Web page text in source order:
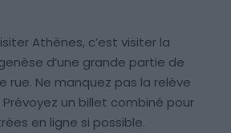
Athènes, c’est visiter la
d’une grande partie de
rue. Ne manquez pas la relève
un billet combiné pour
en ligne si possible.